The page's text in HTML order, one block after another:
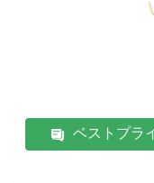
ベストプラ